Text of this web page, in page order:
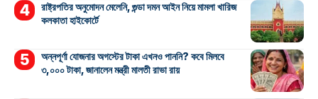
রাষ্ট্রপতির অনুমোদন মেলেনি, গুন্ডা দমন আইন নিয়ে মামলা খারিজ
কলকাতা হাইকোর্টে
অন্নপূর্ণা যোজনার অগস্টের টাকা এখনও পাননি? কবে মিলবে
৩,০০০ টাকা, জানালেন মন্ত্রী মালতী রাভা রায়